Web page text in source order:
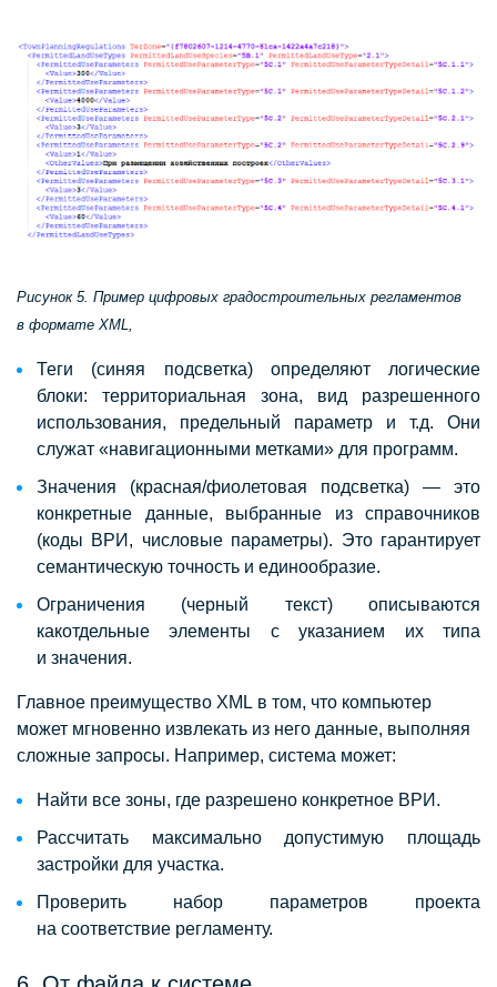
Рисунок 5. Пример цифровых градостроительных регламентов
в формате XML,
Теги (синяя подсветка) определяют логические
блоки: территориальная зона, вид разрешенного
использования, предельный параметр и т.д. Они
служат «навигационными метками» для программ.
Значения (красная/фиолетовая подсветка) — это
конкретные данные, выбранные из справочников
(коды ВРИ, числовые параметры). Это гарантирует
семантическую точность и единообразие.
Ограничения (черный текст) описываются
какотдельные элементы с указанием их типа
и значения.
Главное преимущество XML в том, что компьютер
может мгновенно извлекать из него данные, выполняя
сложные запросы. Например, система может:
Найти все зоны, где разрешено конкретное ВРИ.
Рассчитать максимально допустимую площадь
застройки для участка.
Проверить набор параметров проекта
на соответствие регламенту.